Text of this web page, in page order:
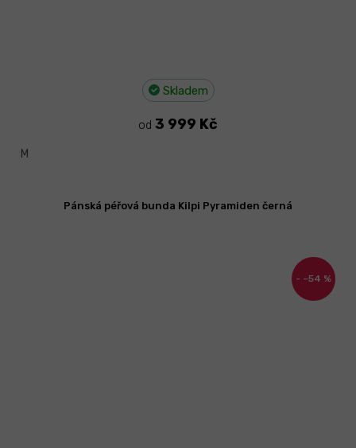
Skladem
od 3 999 Kč
M
–54 %
Pánská péřová bunda Kilpi Pyramiden černá